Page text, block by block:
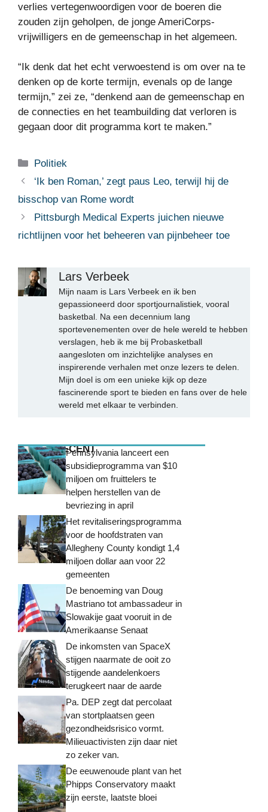
verlies vertegenwoordigen voor de boeren die
zouden zijn geholpen, de jonge AmeriCorps-
vrijwilligers en de gemeenschap in het algemeen.
“Ik denk dat het echt verwoestend is om over na te
denken op de korte termijn, evenals op de lange
termijn,” zei ze, “denkend aan de gemeenschap en
de connecties en het teambuilding dat verloren is
gegaan door dit programma kort te maken.”
Categorieën
Politiek
‘Ik ben Roman,’ zegt paus Leo, terwijl hij de
bisschop van Rome wordt
Pittsburgh Medical Experts juichen nieuwe
richtlijnen voor het beheeren van pijnbeheer toe
Lars Verbeek
Mijn naam is Lars Verbeek en ik ben
gepassioneerd door sportjournalistiek, vooral
basketbal. Na een decennium lang
sportevenementen over de hele wereld te hebben
verslagen, heb ik me bij Probasketball
aangesloten om inzichtelijke analyses en
inspirerende verhalen met onze lezers te delen.
Mijn doel is om een unieke kijk op deze
fascinerende sport te bieden en fans over de hele
wereld met elkaar te verbinden.
MEEST RECENTPennsylvania lanceert een
subsidieprogramma van $10
miljoen om fruittelers te
helpen herstellen van de
bevriezing in april
Het revitaliseringsprogramma
voor de hoofdstraten van
Allegheny County kondigt 1,4
miljoen dollar aan voor 22
gemeenten
De benoeming van Doug
Mastriano tot ambassadeur in
Slowakije gaat vooruit in de
Amerikaanse Senaat
De inkomsten van SpaceX
stijgen naarmate de ooit zo
stijgende aandelenkoers
terugkeert naar de aarde
Pa. DEP zegt dat percolaat
van stortplaatsen geen
gezondheidsrisico vormt.
Milieuactivisten zijn daar niet
zo zeker van.
De eeuwenoude plant van het
Phipps Conservatory maakt
zijn eerste, laatste bloei